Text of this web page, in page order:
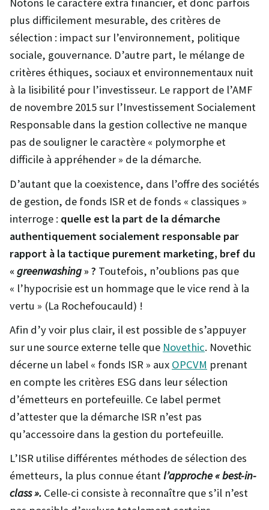
Notons le caractère extra financier, et donc parfois
plus difficilement mesurable, des critères de
sélection : impact sur l’environnement, politique
sociale, gouvernance. D’autre part, le mélange de
critères éthiques, sociaux et environnementaux nuit
à la lisibilité pour l’investisseur. Le rapport de l’AMF
de novembre 2015 sur l’Investissement Socialement
Responsable dans la gestion collective ne manque
pas de souligner le caractère « polymorphe et
difficile à appréhender » de la démarche.
D’autant que la coexistence, dans l’offre des sociétés
de gestion, de fonds ISR et de fonds « classiques »
interroge : quelle est la part de la démarche
authentiquement socialement responsable par
rapport à la tactique purement marketing, bref du
«greenwashing» ? Toutefois, n’oublions pas que
« l’hypocrisie est un hommage que le vice rend à la
vertu » (La Rochefoucauld) !
Afin d’y voir plus clair, il est possible de s’appuyer
sur une source externe telle que Novethic. Novethic
décerne un label « fonds ISR » aux OPCVM prenant
en compte les critères ESG dans leur sélection
d’émetteurs en portefeuille. Ce label permet
d’attester que la démarche ISR n’est pas
qu’accessoire dans la gestion du portefeuille.
L’ISR utilise différentes méthodes de sélection des
émetteurs, la plus connue étantl’approche « best-in-
class ». Celle-ci consiste à reconnaître que s’il n’est